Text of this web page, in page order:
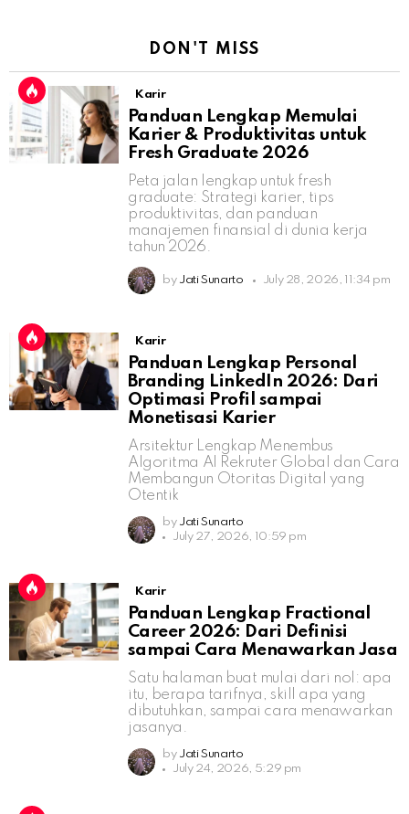
DON'T MISS
Karir
Panduan Lengkap Memulai
Karier & Produktivitas untuk
Fresh Graduate 2026
Peta jalan lengkap untuk fresh
graduate: Strategi karier, tips
produktivitas, dan panduan
manajemen finansial di dunia kerja
tahun 2026.
by Jati Sunarto July 28, 2026, 11:34 pm
Karir
Panduan Lengkap Personal
Branding LinkedIn 2026: Dari
Optimasi Profil sampai
Monetisasi Karier
Arsitektur Lengkap Menembus
Algoritma AI Rekruter Global dan Cara
Membangun Otoritas Digital yang
Otentik
by Jati Sunarto
July 27, 2026, 10:59 pm
Karir
Panduan Lengkap Fractional
Career 2026: Dari Definisi
sampai Cara Menawarkan Jasa
Satu halaman buat mulai dari nol: apa
itu, berapa tarifnya, skill apa yang
dibutuhkan, sampai cara menawarkan
jasanya.
by Jati Sunarto
July 24, 2026, 5:29 pm